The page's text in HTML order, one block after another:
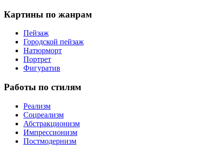
Картины по жанрам
Пейзаж
Городской пейзаж
Натюрморт
Портрет
Фигуратив
Работы по стилям
Реализм
Соцреализм
Абстракционизм
Импрессионизм
Постмодернизм